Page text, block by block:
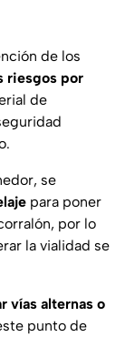
de los
riesgos por
de
se
para poner
por lo
la vialidad se
vías alternas o
punto de